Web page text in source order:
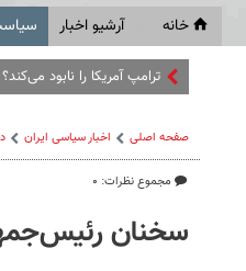
خانه آرشیو اخبار
ترامپ آمریکا را نابود
صفحه اصلی اخبار سیاسی ایران
مجموع نظرات: ۰
سخنان